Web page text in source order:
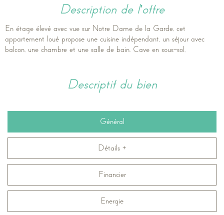
description de l'offre
En étage élevé avec vue sur Notre Dame de la Garde, cet
appartement loué propose une cuisine indépendant, un séjour avec
balcon, une chambre et une salle de bain. Cave en sous-sol,
descriptif du bien
Général
Détails +
Financier
Energie